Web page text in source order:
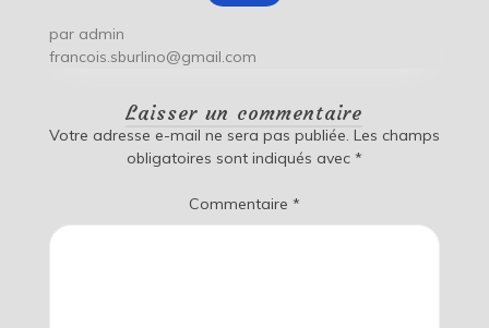
par admin
francois.sburlino@gmail.com
Laisser un commentaire
Votre adresse e-mail ne sera pas publiée. Les champs
obligatoires sont indiqués avec *
Commentaire *